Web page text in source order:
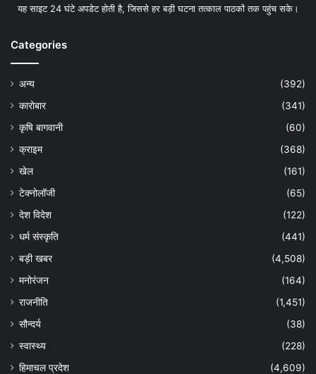
यह साइट 24 घंटे अपडेट होती है, जिससे हर बड़ी घटना तत्काल पाठकों तक पहुंच सके।
Categories
अन्य
(392)
कारोबार
(341)
कृषि बागवानी
(60)
क्राइम
(368)
खेल
(161)
टेक्नोलॉजी
(65)
देश विदेश
(122)
धर्म संस्कृति
(441)
बड़ी खबर
(4,508)
मनोरंजन
(164)
राजनीति
(1,451)
सौन्दर्य
(38)
स्वास्थ्य
(228)
हिमाचल प्रदेश
(4,609)